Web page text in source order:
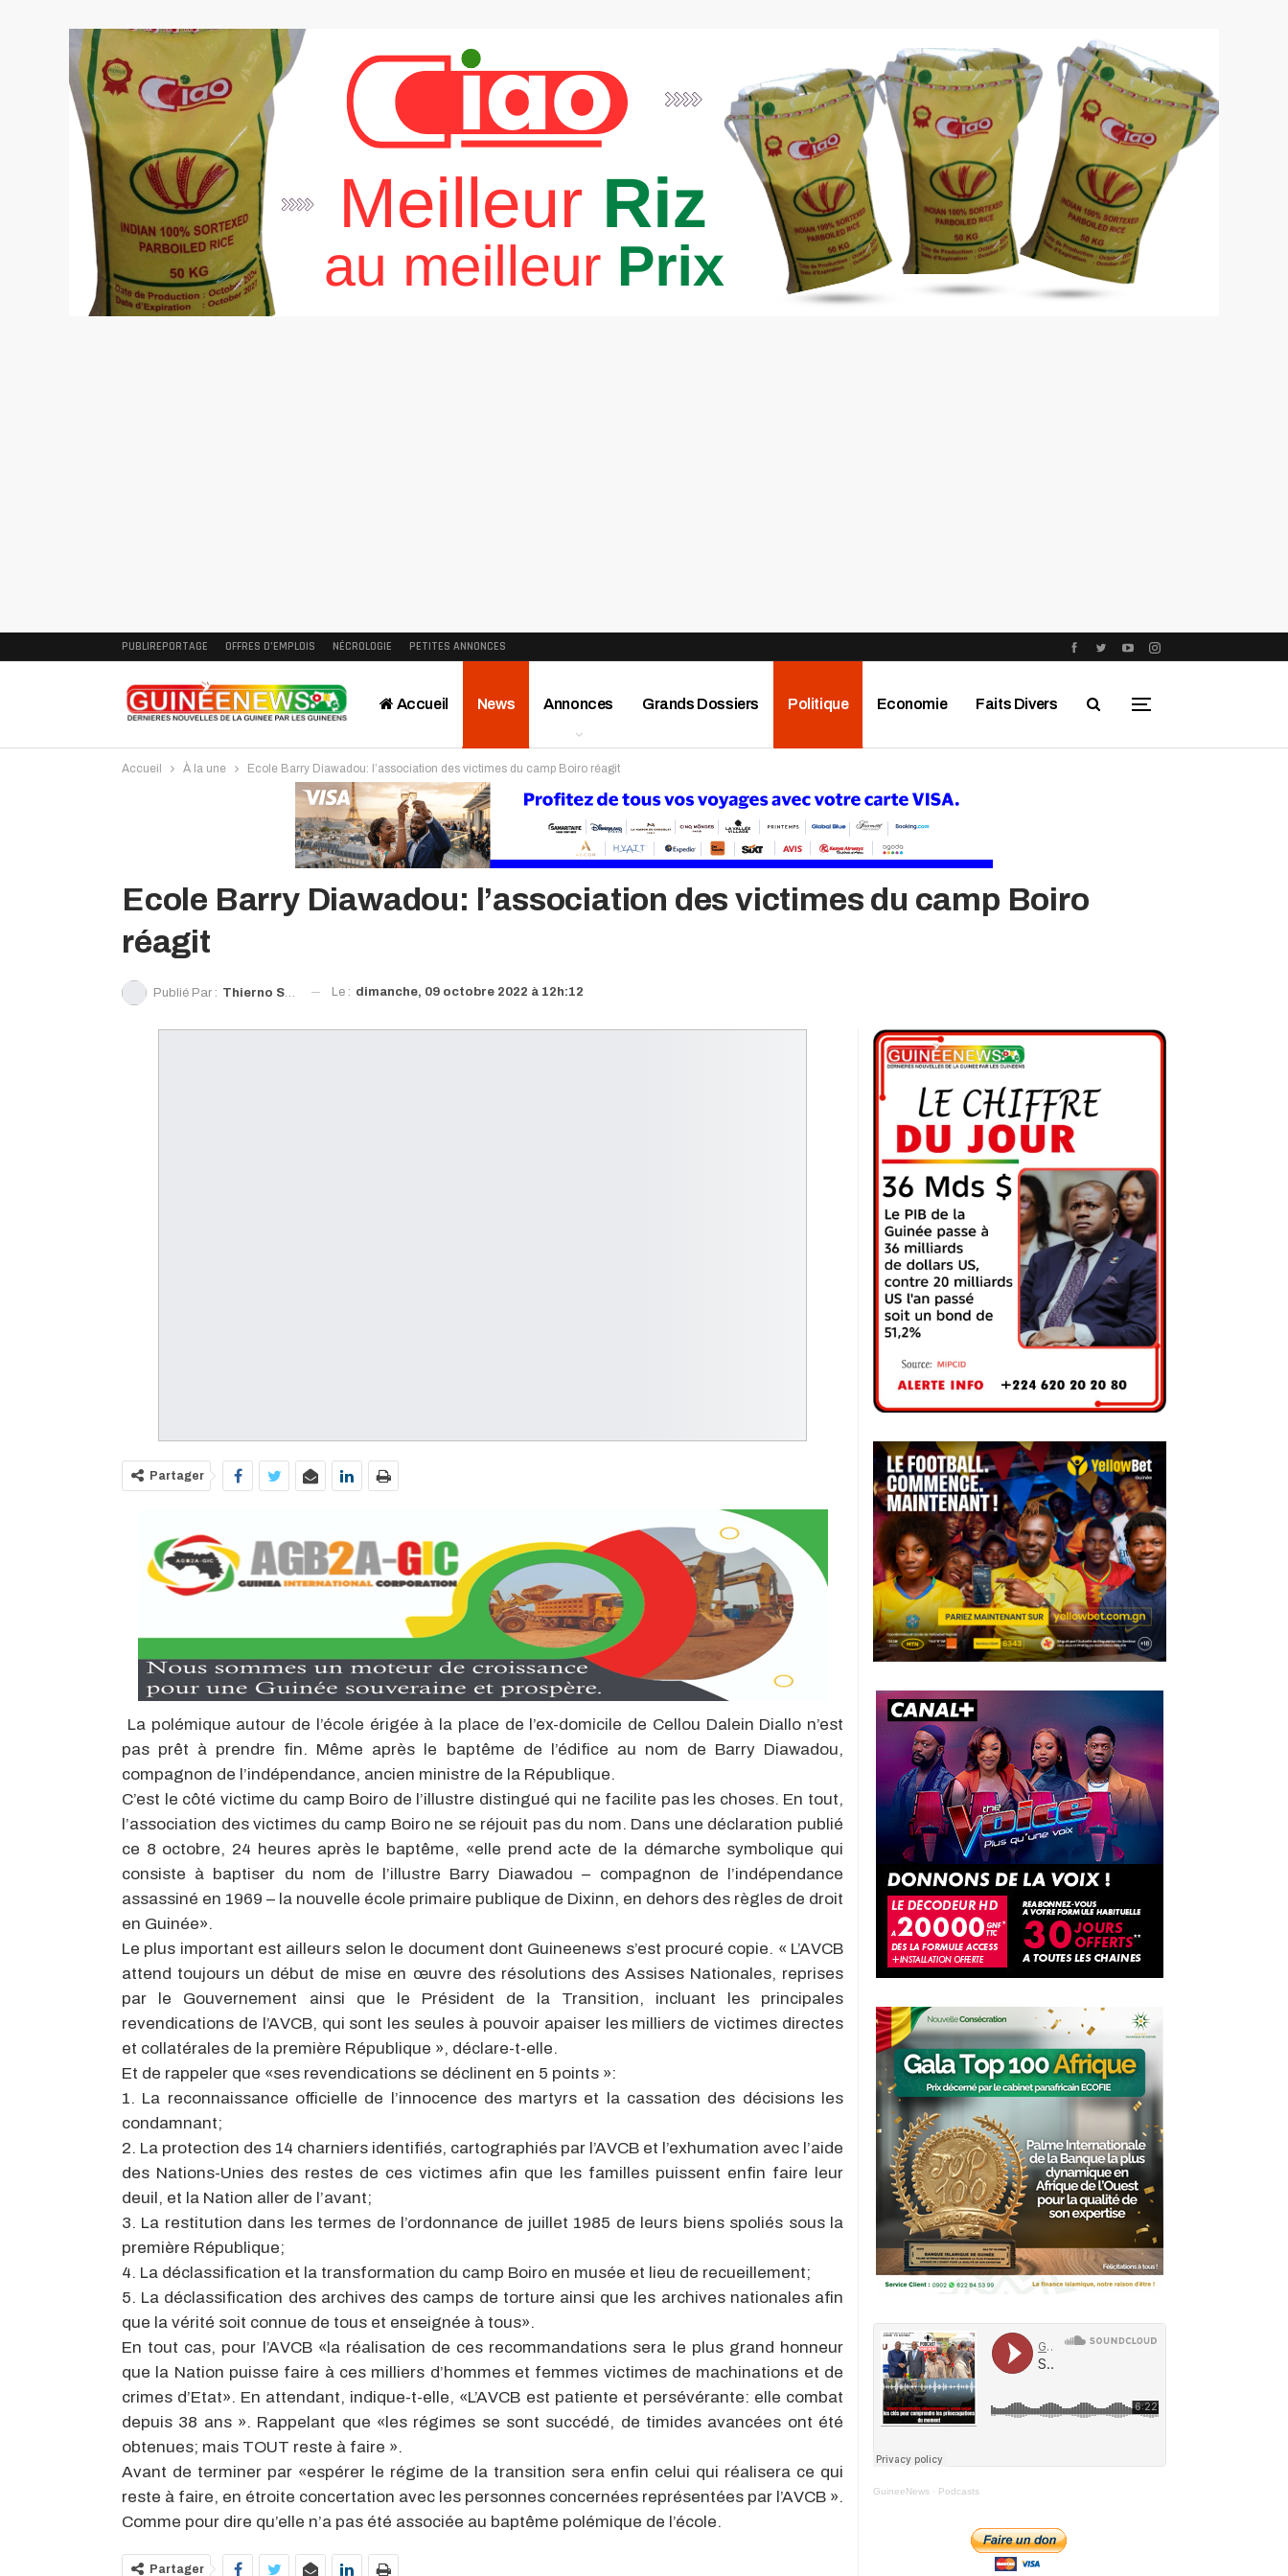
PUBLIREPORTAGE OFFRES D’EMPLOIS NÉCROLOGIE PETITES ANNONCES
Accueil News Annonces Grands Dossiers Politique Economie Faits Divers
Interviews Publireportage Région
Accueil À la une Ecole Barry Diawadou: l’association des victimes du camp Boiro réagit
Ecole Barry Diawadou: l’association des victimes du camp Boiro
réagit
Publié Par : Thierno Souleymane Diallo Le : dimanche, 09 octobre 2022 à 12h:12
Partager
La polémique autour de l’école érigée à la place de l’ex-domicile de Cellou Dalein Diallo n’est
pas prêt à prendre fin. Même après le baptême de l’édifice au nom de Barry Diawadou,
compagnon de l’indépendance, ancien ministre de la République.
C’est le côté victime du camp Boiro de l’illustre distingué qui ne facilite pas les choses. En tout,
l’association des victimes du camp Boiro ne se réjouit pas du nom. Dans une déclaration publié
ce 8 octobre, 24 heures après le baptême, «elle prend acte de la démarche symbolique qui
consiste à baptiser du nom de l’illustre Barry Diawadou – compagnon de l’indépendance
assassiné en 1969 – la nouvelle école primaire publique de Dixinn, en dehors des règles de droit
en Guinée».
Le plus important est ailleurs selon le document dont Guineenews s’est procuré copie. « L’AVCB
attend toujours un début de mise en œuvre des résolutions des Assises Nationales, reprises
par le Gouvernement ainsi que le Président de la Transition, incluant les principales
revendications de l’AVCB, qui sont les seules à pouvoir apaiser les milliers de victimes directes
et collatérales de la première République », déclare-t-elle.
Et de rappeler que «ses revendications se déclinent en 5 points »:
1. La reconnaissance officielle de l’innocence des martyrs et la cassation des décisions les
condamnant;
2. La protection des 14 charniers identifiés, cartographiés par l’AVCB et l’exhumation avec l’aide
des Nations-Unies des restes de ces victimes afin que les familles puissent enfin faire leur
deuil, et la Nation aller de l’avant;
3. La restitution dans les termes de l’ordonnance de juillet 1985 de leurs biens spoliés sous la
première République;
4. La déclassification et la transformation du camp Boiro en musée et lieu de recueillement;
5. La déclassification des archives des camps de torture ainsi que les archives nationales afin
que la vérité soit connue de tous et enseignée à tous».
En tout cas, pour l’AVCB «la réalisation de ces recommandations sera le plus grand honneur
que la Nation puisse faire à ces milliers d’hommes et femmes victimes de machinations et de
crimes d’Etat». En attendant, indique-t-elle, «L’AVCB est patiente et persévérante: elle combat
depuis 38 ans ». Rappelant que «les régimes se sont succédé, de timides avancées ont été
obtenues; mais TOUT reste à faire ».
Avant de terminer par «espérer le régime de la transition sera enfin celui qui réalisera ce qui
reste à faire, en étroite concertation avec les personnes concernées représentées par l’AVCB ».
Comme pour dire qu’elle n’a pas été associée au baptême polémique de l’école.
Partager
GuineeNews · Podcasts